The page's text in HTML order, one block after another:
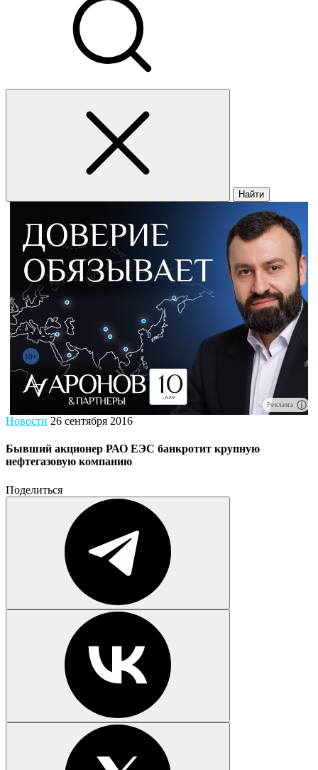
Найти
Реклама
Новости 26 сентября 2016
Бывший акционер РАО ЕЭС банкротит крупную
нефтегазовую компанию
Поделиться